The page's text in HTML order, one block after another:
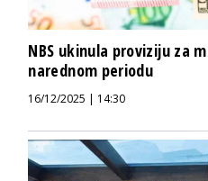
NBS ukinula proviziju za
narednom periodu
16/12/2025 | 14:30